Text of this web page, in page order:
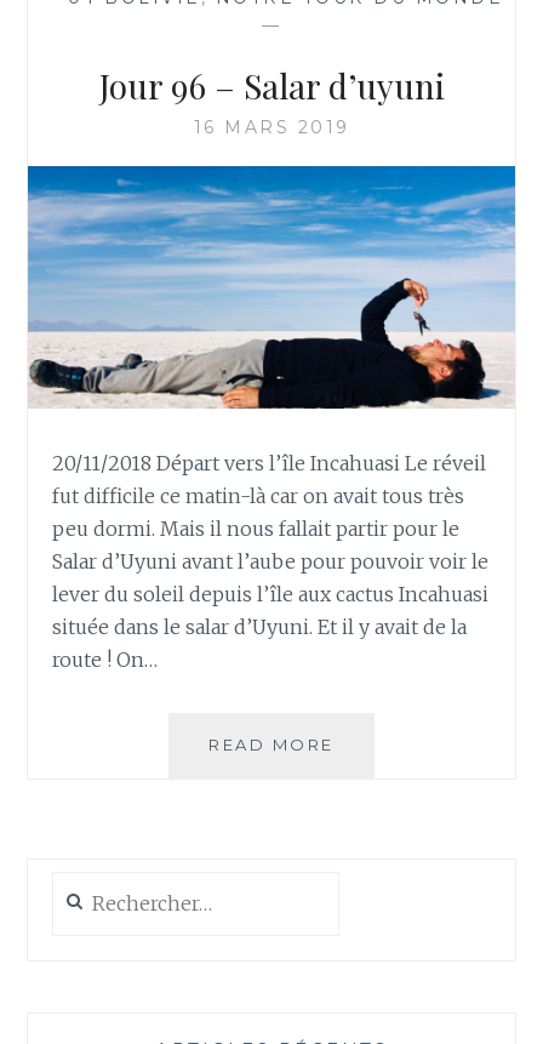
—
Jour 96 – Salar d’uyuni
16 MARS 2019
20/11/2018 Départ vers l’île Incahuasi Le réveil
fut difficile ce matin-là car on avait tous très
peu dormi. Mais il nous fallait partir pour le
Salar d’Uyuni avant l’aube pour pouvoir voir le
lever du soleil depuis l’île aux cactus Incahuasi
située dans le salar d’Uyuni. Et il y avait de la
route ! On…
READ MORE